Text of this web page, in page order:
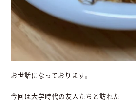
お世話になっております。
今回は大学時代の友人たちと訪れた